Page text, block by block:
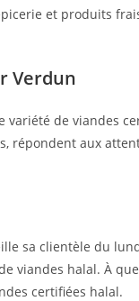
et produits
Verdun
de viandes
répondent aux
sa clientèle du
viandes halal. À
certifiées halal.